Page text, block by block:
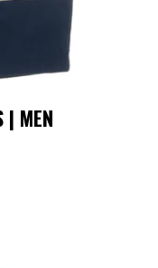
| MEN